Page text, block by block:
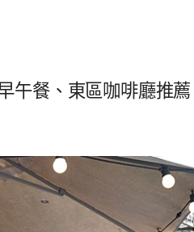
午餐、東區咖啡廳推